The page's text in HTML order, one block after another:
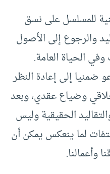
للمسلسل على نسق
والرجوع إلى الأصول
الحياة العامة.
ضمنيا إلى إعادة النظر
وضياع عقدي، وبعد
الحقيقية وليس
لما ينعكس يمكن أن
وأعمالنا.